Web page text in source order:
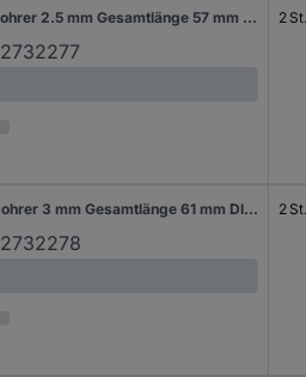
kwb 209625 HSS Spiralbohrer 2.5 mm Gesamtlänge 57 mm DIN 338 Zylinderschaft 2 St.
2732277
2 St.
kwb 209630 HSS Spiralbohrer 3 mm Gesamtlänge 61 mm DIN 338 Zylinderschaft 2 St.
2732278
2 St.